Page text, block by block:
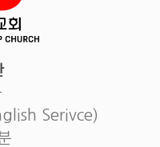
Serivce)